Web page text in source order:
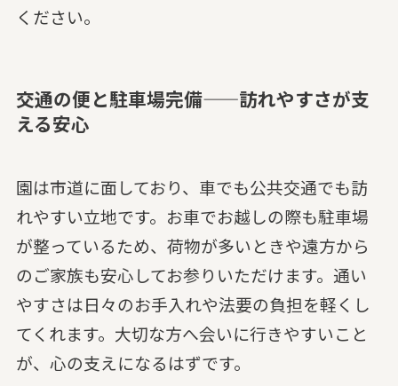
ください。
交通の便と駐車場完備——訪れやすさが支
える安心
園は市道に面しており、車でも公共交通でも訪
れやすい立地です。お車でお越しの際も駐車場
が整っているため、荷物が多いときや遠方から
のご家族も安心してお参りいただけます。通い
やすさは日々のお手入れや法要の負担を軽くし
てくれます。大切な方へ会いに行きやすいこと
が、心の支えになるはずです。